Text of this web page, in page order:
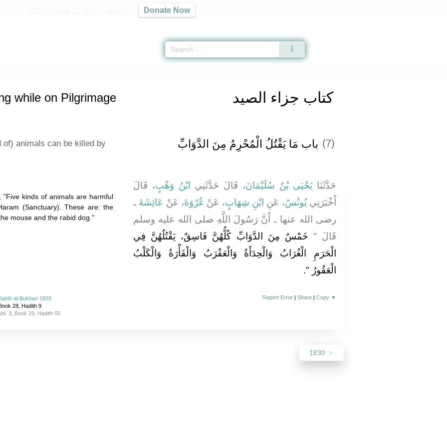
Donate Now
كتاب جزاء الصيد while on Pilgrimage
of) animals can be killed by (7) باب مَا يَقْتُلُ الْمُحْرِمُ مِنَ الدَّوَابِّ
(Sanctuary). These are: the
mouse and the rabid dog."
حَدَّثَنَايَحْيَى بْنُ سُلَيْمَانَ، قَالَ حَدَّثَنِي ابْنُ وَهْبٍ، قَالَ
أَخْبَرَنِييُونُسُ، عَنِ ابْنِ شِهَابٍ، عَنْ عُرْوَةَ، عَنْ عَائِشَةَ ـ
رضى الله عنها ـ أَنَّ رَسُولَ اللَّهِ صلى الله عليه وسلم
قَالَ ‏"‏ خَمْسٌ مِنَ الدَّوَابِّ كُلُّهُنَّ فَاسِقٌ، يَقْتُلُهُنَّ فِي
الْحَرَمِ الْغُرَابُ وَالْحِدَأَةُ وَالْعَقْرَبُ وَالْفَأْرَةُ وَالْكَلْبُ
الْعَقُورُ ‏"‏‏.‏
al-Bukhari 1829
28, Hadith 9
3, Book 29, Hadith 55
Report Error |Share |Copy ▼
1830